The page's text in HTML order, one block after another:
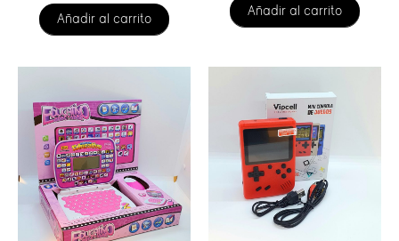
Añadir al carrito
Añadir al carrito